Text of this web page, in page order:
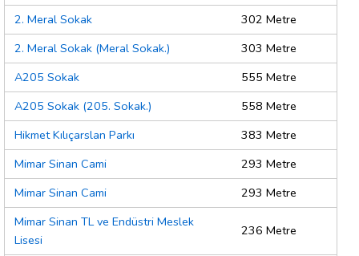
2. Meral Sokak
302 Metre
2. Meral Sokak (Meral Sokak.)
303 Metre
A205 Sokak
555 Metre
A205 Sokak (205. Sokak.)
558 Metre
Hikmet Kılıçarslan Parkı
383 Metre
Mimar Sinan Cami
293 Metre
Mimar Sinan Cami
293 Metre
Mimar Sinan TL ve Endüstri Meslek
Lisesi
236 Metre